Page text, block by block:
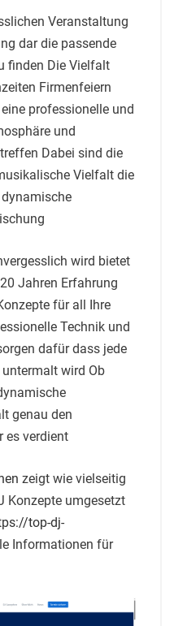
Veranstaltung
dar die passende
finden Die Vielfalt
Firmenfeiern
professionelle und
und
Dabei sind die
Vielfalt die
wird bietet
Jahren Erfahrung
für all Ihre
Technik und
dafür dass jede
wird Ob
genau den
es verdient
zeigt wie vielseitig
Konzepte umgesetzt
top-dj-
Informationen für